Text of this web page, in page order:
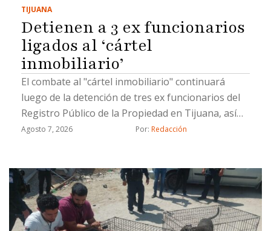
TIJUANA
Detienen a 3 ex funcionarios
ligados al ‘cártel
inmobiliario’
El combate al "cártel inmobiliario" continuará
luego de la detención de tres ex funcionarios del
Registro Público de la Propiedad en Tijuana, así
como un civil, por hacer cambios de propiedad de
Buenrostro.Los detenidos están involucrados en
cambios de propietarios que se registraron con
documentación apócrifa; uno de ellos ya fue
vinculado a proceso, indicó Buenrostro.Los ex
Agosto 7, 2026 Por: Redacción